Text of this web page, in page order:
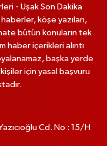
- Uşak Son Dakika
köşe yazıları,
bütün konuların tek
haber içerikleri alıntı
başka yerde
için yasal başvuru
Cd. No : 15/H